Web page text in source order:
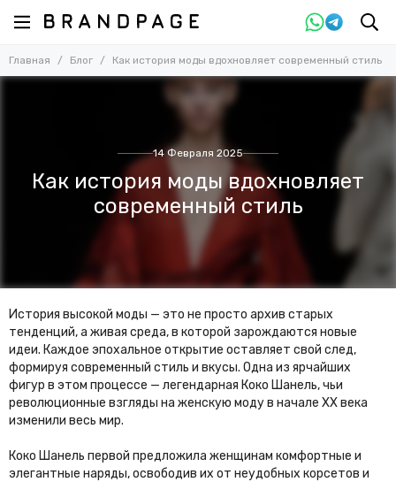
Главная Блог Как история моды вдохновляет современный стиль
14 Февраля 2025
Как история моды вдохновляет
современный стиль
История высокой моды — это не просто архив старых
тенденций, а живая среда, в которой зарождаются новые
идеи. Каждое эпохальное открытие оставляет свой след,
формируя современный стиль и вкусы. Одна из ярчайших
фигур в этом процессе — легендарная Коко Шанель, чьи
революционные взгляды на женскую моду в начале XX века
изменили весь мир.
Коко Шанель первой предложила женщинам комфортные и
элегантные наряды, освободив их от неудобных корсетов и